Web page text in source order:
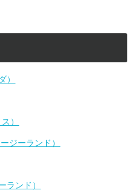
）
）
ジーランド）
ランド）